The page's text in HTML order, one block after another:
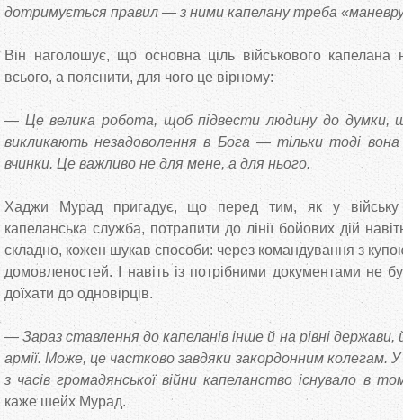
дотримується правил — з ними капелану треба
Він наголошує, що основна ціль військового капелана
всього, а пояснити, для чого це вірному:
— Це велика робота, щоб підвести людину до думки,
викликають незадоволення в Бога — тільки тоді
вчинки. Це важливо не для мене, а для нього.
Хаджи Мурад пригадує, що перед тим, як у війську
капеланська служба, потрапити до лінії бойових дій
складно, кожен шукав способи: через командування з купою
домовленостей. І навіть із потрібними документами не
доїхати до одновірців.
— Зараз ставлення до капеланів інше й на рівні держави,
армії. Може, це частково завдяки закордонним
з часів громадянської війни капеланство існувало в
каже шейх Мурад.